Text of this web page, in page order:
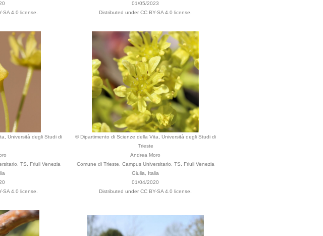
SA 4.0 license.
01/05/2023
Distributed under CC BY-SA 4.0 license.
Università degli Studi di
TS, Friuli Venezia
SA 4.0 license.
© Dipartimento di Scienze della Vita, Università degli Studi di
Trieste
Andrea Moro
Comune di Trieste, Campus Universitario, TS, Friuli Venezia
Giulia, Italia
01/04/2020
Distributed under CC BY-SA 4.0 license.